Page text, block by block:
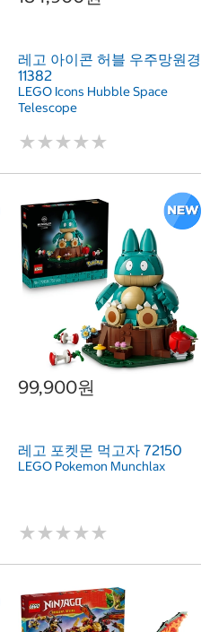
레고 아이콘 허블 우주망원경
11382
LEGO Icons Hubble Space
Telescope
★★★★★
★★★★★
99,900원
레고 포켓몬 먹고자 72150
LEGO Pokemon Munchlax
★★★★★
★★★★★